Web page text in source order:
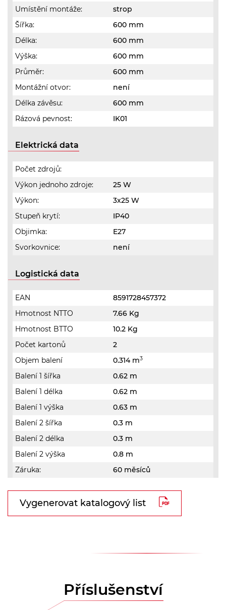
Umístění montáže:
strop
Šířka:
600 mm
Délka:
600 mm
Výška:
600 mm
Průměr:
600 mm
Montážní otvor:
není
Délka závěsu:
600 mm
Rázová pevnost:
IK01
Elektrická data
Počet zdrojů:
Výkon jednoho zdroje:
25 W
Výkon:
3x25 W
Stupeň krytí:
IP40
Objimka:
E27
Svorkovnice:
není
Logistická data
EAN
8591728457372
Hmotnost NTTO
7.66 Kg
Hmotnost BTTO
10.2 Kg
Počet kartonů
2
Objem balení
0.314 m3
Balení 1 šířka
0.62 m
Balení 1 délka
0.62 m
Balení 1 výška
0.63 m
Balení 2 šířka
0.3 m
Balení 2 délka
0.3 m
Balení 2 výška
0.8 m
Záruka:
60 měsíců
Vygenerovat katalogový list
Příslušenství